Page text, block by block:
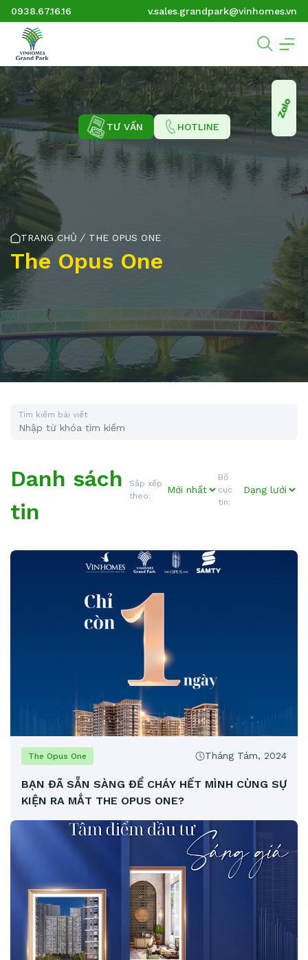
0938.67.16.16 v.sales.grandpark@vinhomes.vn
TRANG CHỦ THE OPUS ONE
The Opus One
Tìm kiếm bài viết
Danh sách
tin
Sắp xếp
theo:
Bố
cục
tin:
The Opus One Tháng Tám, 2024
BẠN ĐÃ SẴN SÀNG ĐỂ CHÁY HẾT MÌNH CÙNG SỰ
KIỆN RA MẮT THE OPUS ONE?
TƯ VẤN HOTLINE